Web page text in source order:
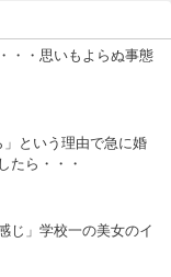
・・思いもよらぬ事態
」という理由で急に婚
たら・・・
じ」学校一の美女のイ